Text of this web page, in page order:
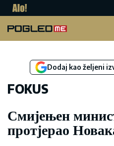
Dodaj kao željeni
FOKUS
Смијењен
протјерао